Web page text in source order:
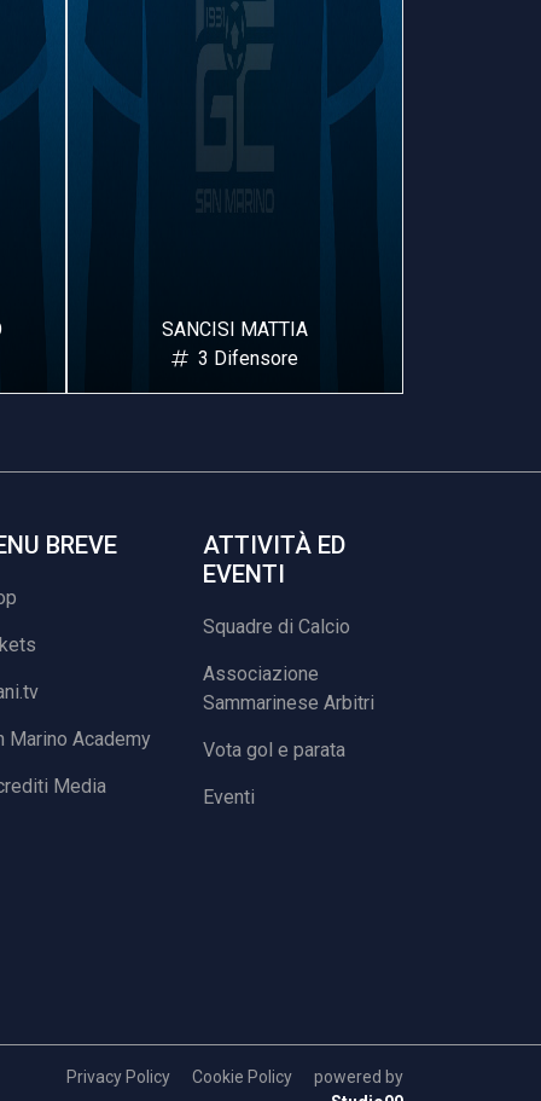
SANCISI MATTIA
3 Difensore
BREVE
Marino Academy
Media
ATTIVITÀ ED
EVENTI
Squadre di Calcio
Associazione
Sammarinese Arbitri
Vota gol e parata
Eventi
Privacy Policy Cookie Policy
powered by